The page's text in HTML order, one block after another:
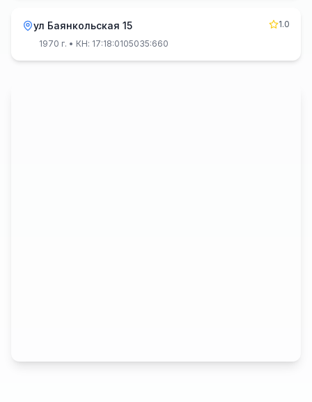
ул Баянкольская 15
1.0
1970 г. • КН: 17:18:0105035:660